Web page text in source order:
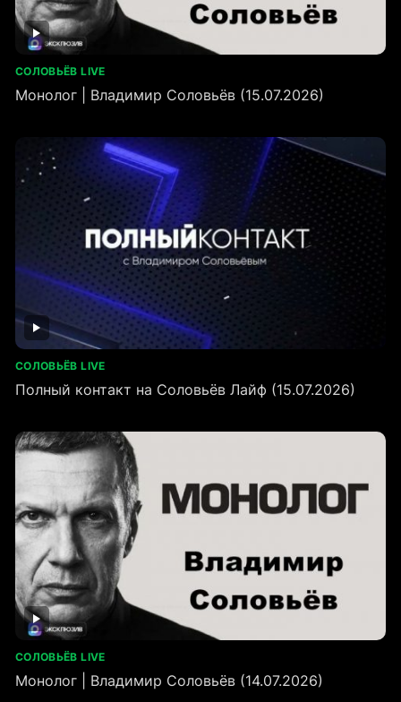
СОЛОВЬЁВ LIVE
Монолог | Владимир Соловьёв (15.07.2026)
СОЛОВЬЁВ LIVE
Полный контакт на Соловьёв Лайф (15.07.2026)
СОЛОВЬЁВ LIVE
Монолог | Владимир Соловьёв (14.07.2026)